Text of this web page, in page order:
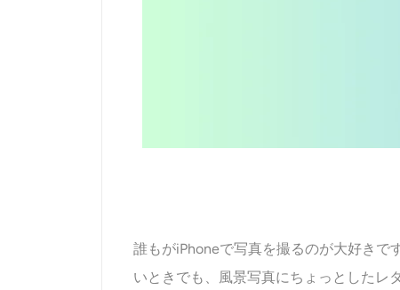
誰もがiPhoneで写真を撮るのが大好きで
いときでも、風景写真にちょっとしたレ